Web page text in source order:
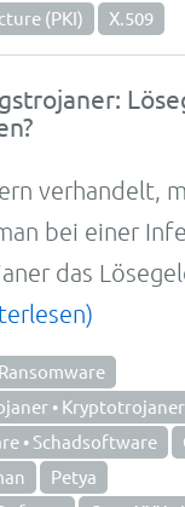
(PKI) X.509
verhan­delt,
bei einer
das
Ransomware
• Kryptotrojaner
• Schadsoftware
Petya